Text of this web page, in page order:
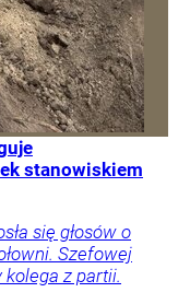
stanowiskiem
się głosów o
Szefowej
kolega z partii.